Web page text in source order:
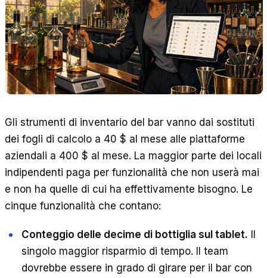
Gli strumenti di inventario del bar vanno dai sostituti
dei fogli di calcolo a 40 $ al mese alle piattaforme
aziendali a 400 $ al mese. La maggior parte dei locali
indipendenti paga per funzionalità che non userà mai
e non ha quelle di cui ha effettivamente bisogno. Le
cinque funzionalità che contano:
Conteggio delle decime di bottiglia sul tablet.
singolo maggior risparmio di tempo. Il team
dovrebbe essere in grado di girare per il bar con